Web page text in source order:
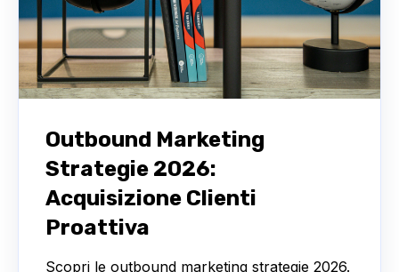
Outbound Marketing
Strategie 2026:
Acquisizione Clienti
Proattiva
Scopri le outbound marketing strategie 2026.